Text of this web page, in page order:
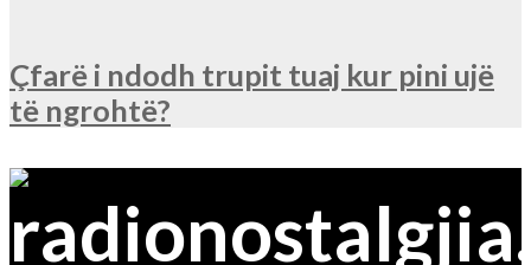
Çfarë i ndodh trupit tuaj kur pini ujë
të ngrohtë?